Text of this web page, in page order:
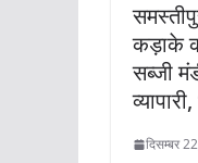
कड़ाके
सब्जी
दिसम्बर